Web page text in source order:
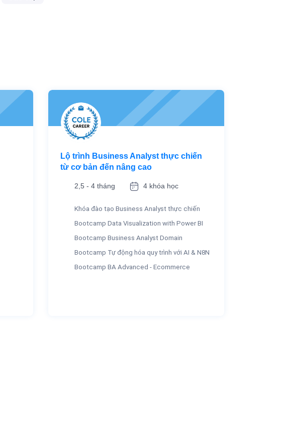
Lộ trình Business Analyst thực chiến
từ cơ bản đến nâng cao
2,5 - 4 tháng 4 khóa học
Khóa đào tạo Business Analyst thực chiến
Bootcamp Data Visualization with Power BI
Bootcamp Business Analyst Domain
Bootcamp Tự động hóa quy trình với AI & N8N
Bootcamp BA Advanced - Ecommerce